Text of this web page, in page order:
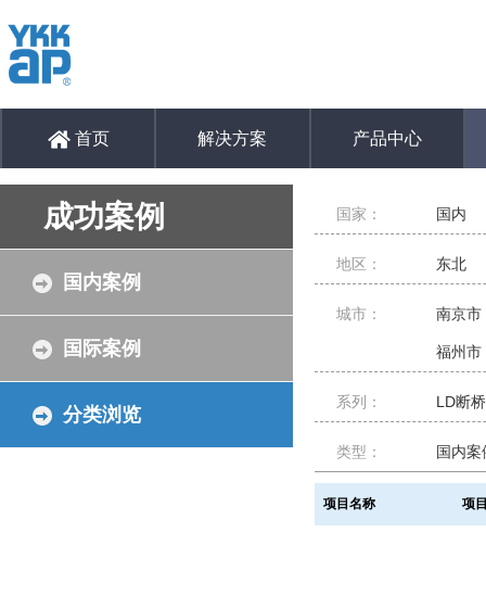
首页 解决方案 产品中心
成功案例
国内案例
国际案例
分类浏览
国家： 国内
地区： 东北
城市： 南京市
福州市
系列： LD断
类型： 国内案
项目名称 项